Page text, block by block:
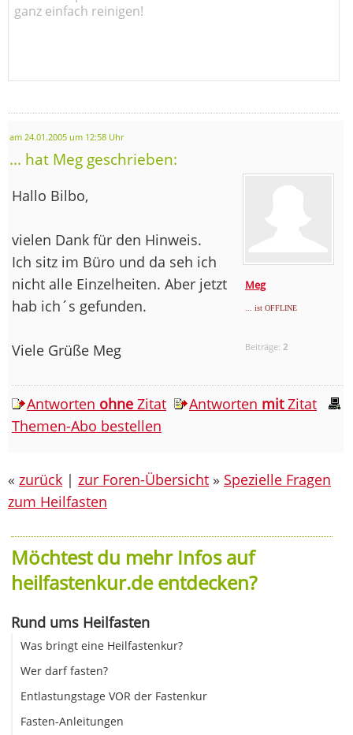
ganz einfach reinigen!
am 24.01.2005 um 12:58 Uhr
... hat Meg geschrieben:
Meg
... ist OFFLINE
Beiträge: 2
Hallo Bilbo,
vielen Dank für den Hinweis.
Ich sitz im Büro und da seh ich
nicht alle Einzelheiten. Aber jetzt
hab ich´s gefunden.
Viele Grüße Meg
Antworten ohne Zitat Antworten mitZitat
Themen-Abo bestellen
« zurück | zur Foren-Übersicht » Spezielle Fragen
zum Heilfasten
Möchtest du mehr Infos auf
heilfastenkur.de entdecken?
Rund ums Heilfasten
Was bringt eine Heilfastenkur?
Wer darf fasten?
Entlastungstage VOR der Fastenkur
Fasten-Anleitungen